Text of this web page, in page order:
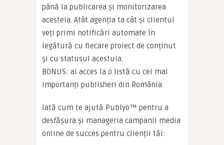
până la publicarea și monitorizarea
acesteia. Atât agenția ta cât și clientul
veți primi notificări automate în
legătură cu fiecare proiect de conținut
și cu statusul acestuia.
BONUS: ai acces la o listă cu cei mai
importanți publisheri din România
Iată cum te ajută Publyo™ pentru a
desfășura și manageria campanii media
online de succes pentru clienții tăi: